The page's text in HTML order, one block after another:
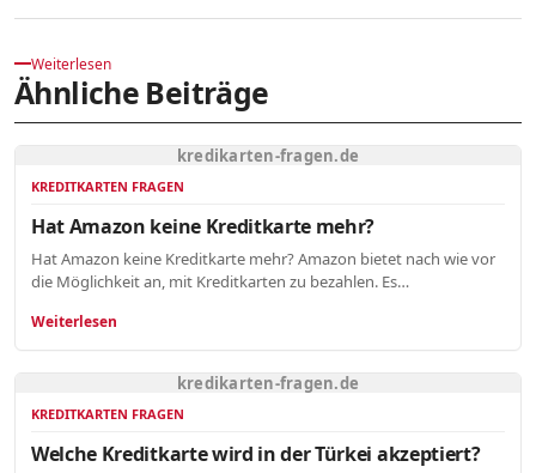
Weiterlesen
Ähnliche Beiträge
kredikarten-fragen.de
KREDITKARTEN FRAGEN
Hat Amazon keine Kreditkarte mehr?
Hat Amazon keine Kreditkarte mehr? Amazon bietet nach wie vor
die Möglichkeit an, mit Kreditkarten zu bezahlen. Es…
Weiterlesen
kredikarten-fragen.de
KREDITKARTEN FRAGEN
Welche Kreditkarte wird in der Türkei akzeptiert?